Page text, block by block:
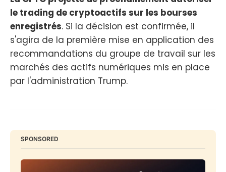
le trading de cryptoactifs sur les bourses
enregistrés. Si la décision est confirmée, il
s'agira de la première mise en application des
recommandations du groupe de travail sur les
marchés des actifs numériques mis en place
par l'administration Trump.
SPONSORED